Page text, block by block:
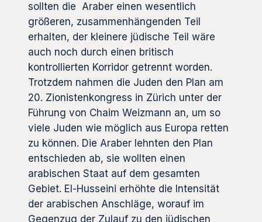
sollten die Araber einen wesentlich
größeren, zusammenhängenden Teil
erhalten, der kleinere jüdische Teil wäre
auch noch durch einen britisch
kontrollierten Korridor getrennt worden.
Trotzdem nahmen die Juden den Plan am
20. Zionistenkongress in Zürich unter der
Führung von Chaim Weizmann an, um so
viele Juden wie möglich aus Europa retten
zu können. Die Araber lehnten den Plan
entschieden ab, sie wollten einen
arabischen Staat auf dem gesamten
Gebiet. El-Husseini erhöhte die Intensität
der arabischen Anschläge, worauf im
Gegenzug der Zulauf zu den jüdischen